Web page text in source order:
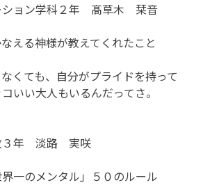
ン学科２年 髙草木 栞音
神様が教えてくれたこと
くても、自分がプライドを持って
もいるんだってさ。
年 淡路 実咲
メンタル」５０のルール